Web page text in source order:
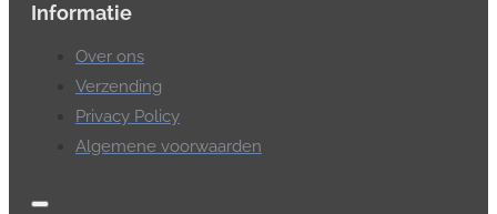
Informatie
Over ons
Verzending
Privacy Policy
Algemene voorwaarden